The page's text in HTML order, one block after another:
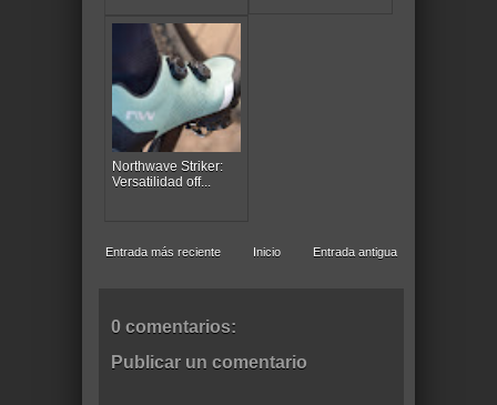
Northwave Striker:
Versatilidad off...
Entrada más reciente Entrada antigua
Inicio
0 comentarios:
Publicar un comentario